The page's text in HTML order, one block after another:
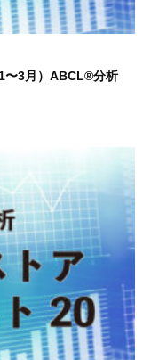
〜3月）ABCL®分析